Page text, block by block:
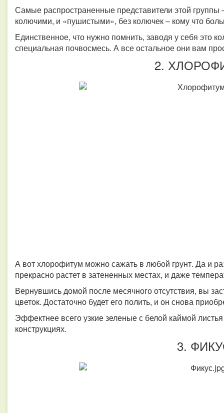
Самые распространенные представители этой группы
колючими, и «пушистыми», без колючек – кому что
Единственное, что нужно помнить, заводя у себя это
специальная почвосмесь. А все остальное они вам
2.
А вот хлорофитум можно сажать в любой грунт. Да и
прекрасно растет в затененных местах, и даже
Вернувшись домой после месячного отсутствия, вы
цветок. Достаточно будет его полить, и он снова
Эффектнее всего узкие зеленые с белой каймой
конструкциях.
3.